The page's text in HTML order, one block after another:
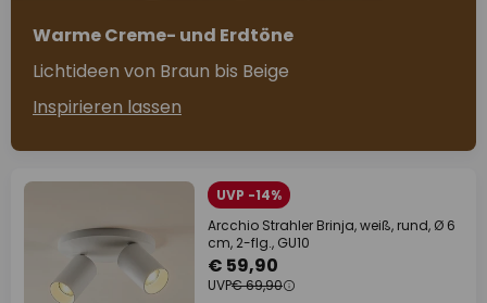
Warme Creme- und Erdtöne
Lichtideen von Braun bis Beige
Inspirieren lassen
UVP -14%
Arcchio Strahler Brinja, weiß, rund, Ø 6
cm, 2-flg., GU10
€ 59,90
UVP€ 69,90